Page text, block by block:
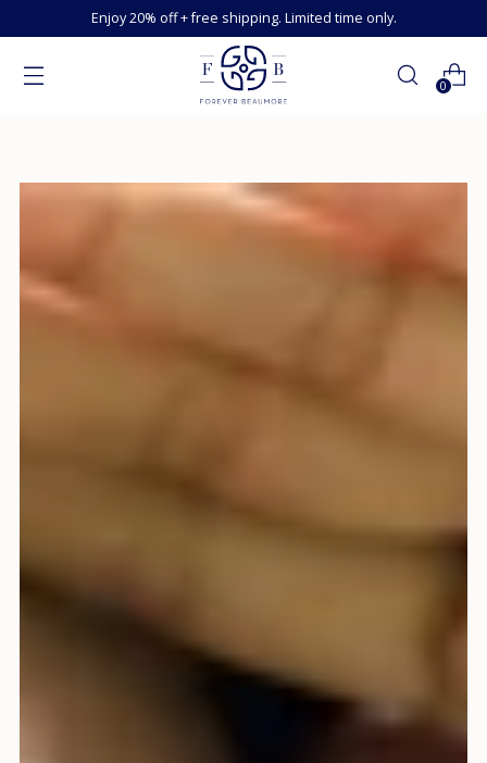
Enjoy 20% off + free shipping. Limited time only.
0